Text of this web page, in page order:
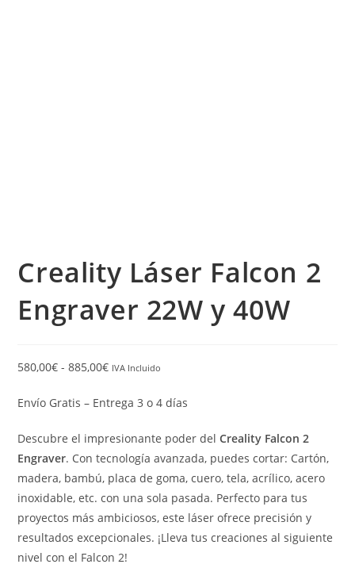
Creality Láser Falcon 2
Engraver 22W y 40W
580,00€ - 885,00€ IVA Incluido
Envío Gratis – Entrega 3 o 4 días
Descubre el impresionante poder delCreality Falcon 2
Engraver. Con tecnología avanzada, puedes cortar: Cartón,
madera, bambú, placa de goma, cuero, tela, acrílico, acero
inoxidable, etc. con una sola pasada. Perfecto para tus
proyectos más ambiciosos, este láser ofrece precisión y
resultados excepcionales. ¡Lleva tus creaciones al siguiente
nivel con el Falcon 2!